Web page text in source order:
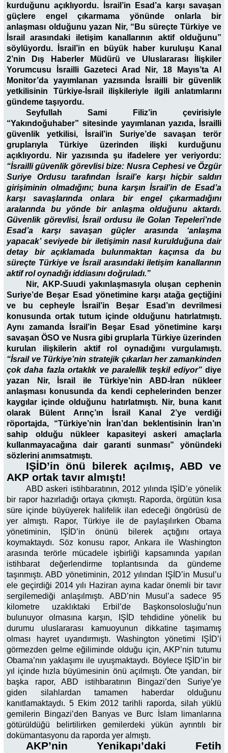
kurduğunu açıklıyordu. İsrail’in Esad’a karşı savaşan
güçlere engel çıkarmama yönünde onlarla bir
anlaşması olduğunu yazan Nir, “Bu süreçte Türkiye ve
İsrail arasındaki iletişim kanallarının aktif olduğunu”
söylüyordu. İsrail’in en büyük haber kuruluşu Kanal
2’nin Dış Haberler Müdürü ve Uluslararası İlişkiler
Yorumcusu İsrailli Gazeteci Arad Nir, 18 Mayıs’ta Al
Monitor’da yayımlanan yazısında İsrailli bir güvenlik
yetkilisinin Türkiye-İsrail ilişkileriyle ilgili anlatımlarını
gündeme taşıyordu.
Seyfullah Sami Filiz’in çevirisiyle
“Yakındoğuhaber” sitesinde yayımlanan yazıda, İsrailli
güvenlik yetkilisi, İsrail’in Suriye’de savaşan terör
gruplarıyla Türkiye üzerinden ilişki kurduğunu
açıklıyordu. Nir yazısında şu ifadelere yer veriyordu:
“İsrailli güvenlik görevlisi bize: Nusra Cephesi ve Özgür
Suriye Ordusu tarafından İsrail’e karşı hiçbir saldırı
girişiminin olmadığını; buna karşın İsrail’in de Esad’a
karşı savaşlarında onlara bir engel çıkarmadığını
aralarında bu yönde bir anlaşma olduğunu aktardı.
Güvenlik görevlisi, İsrail ordusu ile Golan Tepeleri’nde
Esad’a karşı savaşan güçler arasında ‘anlaşma
yapacak’ seviyede bir iletişimin nasıl kurulduğuna dair
detay bir açıklamada bulunmaktan kaçınsa da bu
süreçte Türkiye ve İsrail arasındaki iletişim kanallarının
aktif rol oynadığı iddiasını doğruladı.”
Nir, AKP-Suudi yakınlaşmasıyla oluşan cephenin
Suriye’de Beşar Esad yönetimine karşı atağa geçtiğini
ve bu cepheyle İsrail’in Beşar Esad’ın devrilmesi
konusunda ortak tutum içinde olduğunu hatırlatmıştı.
Aynı zamanda İsrail’in Beşar Esad yönetimine karşı
savaşan ÖSO ve Nusra gibi gruplarla Türkiye üzerinden
kurulan ilişkilerin aktif rol oynadığını vurgulamıştı.
“İsrail ve Türkiye’nin stratejik çıkarları her zamankinden
çok daha fazla ortaklık ve paralellik teşkil ediyor” diye
yazan Nir, İsrail ile Türkiye’nin ABD-İran nükleer
anlaşması konusunda da kendi cephelerinden benzer
kaygılar içinde olduğunu hatırlatmıştı. Nir, buna kanıt
olarak Bülent Arınç’ın İsrail Kanal 2’ye verdiği
röportajda, “Türkiye’nin İran’dan beklentisinin İran’ın
sahip olduğu nükleer kapasiteyi askeri amaçlarla
kullanmayacağına dair garanti sunması” yönündeki
sözlerini anımsatmıştı.
IŞİD’in önü bilerek açılmış, ABD ve
AKP ortak tavır almıştı!
ABD askeri istihbaratının, 2012 yılında IŞİD’e yönelik
bir rapor hazırladığı ortaya çıkmıştı. Raporda, örgütün kısa
süre içinde büyüyerek halifelik ilan edeceği öngörüsü de
yer almıştı. Rapor, Türkiye ile de paylaşılırken Obama
yönetiminin, IŞİD’in önünü bilerek açtığını ortaya
koymaktaydı. Söz konusu rapor, Ankara ile Washington
arasında terörle mücadele işbirliği kapsamında yapılan
istihbarat değerlendirme toplantısında da gündeme
taşınmıştı. ABD yönetiminin, 2012 yılından IŞİD’in Musul’u
ele geçirdiği 2014 yılı Haziran ayına kadar önemli bir tavır
sergilemediği anlaşılmıştı. ABD’nin Musul’a sadece 95
kilometre uzaklıktaki Erbil’de Başkonsolosluğu’nun
bulunuyor olmasına karşın, IŞİD tehdidine yönelik bu
durumu uluslararası kamuoyunun dikkatine taşımamış
olması hayret uyandırmıştı. Washington yönetimi IŞİD’i
görmezden gelme eğiliminde olduğu için, AKP’nin tutumu
Obama’nın yaklaşımı ile uyuşmaktaydı. Böylece IŞİD’in bir
yıl içinde hızla büyümesinin önü açılmıştı. Öte yandan, bir
başka rapor, ABD istihbaratının Bingazi’den Suriye’ye
giden silahlardan tamamen haberdar olduğunu
kanıtlamaktaydı. 5 Ekim 2012 tarihli raporda, silah yüklü
gemilerin Bingazi’den Banyas ve Burc İslam limanlarına
götürüldüğü belirtilirken gemilerdeki yükün ayrıntılı bir
dokümantasyonu da raporda yer almıştı.
AKP’nin Yenikapı’daki Fetih